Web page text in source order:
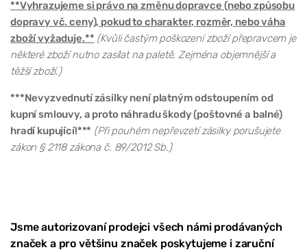
**Vyhrazujeme si právo na změnu dopravce (nebo způsobu
dopravy vč. ceny), pokud to charakter, rozměr, nebo váha
zboží vyžaduje.** (Kvůli častým poškození zboží přepravcem je
některé zboží nutno zasílat na paletě. Zejména objemnější a
těžší zboží.)
***Nevyzvednutí zásilky není platným odstoupením od
kupní smlouvy, a proto náhradu škody (poštovné a balné)
hradí kupující!*** (Při pouhém nepřevzetí zásilky porušujete
zákon § 2118 zákona č. 89/2012 Sb.)
Jsme autorizovaní prodejci všech námi prodávaných
značek a pro většinu značek poskytujeme i zaruční